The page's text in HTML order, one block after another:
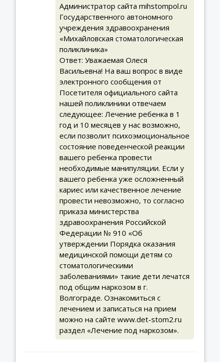
Администратор сайта mihstompol.ru
Государственного автономного
учреждения здравоохранения
«Михайловская стоматологическая
поликлиника»
Ответ: Уважаемая Олеся
Васильевна! На ваш вопрос в виде
электронного сообщения от
Посетителя официального сайта
нашей поликлиники отвечаем
следующее: Лечение ребенка в 1
год и 10 месяцев у нас возможно,
если позволит психоэмоциональное
состояние поведенческой реакции
вашего ребенка провести
необходимые манипуляции. Если у
вашего ребенка уже осложненный
кариес или качественное лечение
провести невозможно, то согласно
приказа министерства
здравоохранения Российской
Федерации № 910 «Об
утверждении Порядка оказания
медицинской помощи детям со
стоматологическими
заболеваниями» такие дети лечатся
под общим наркозом в г.
Волгограде. Ознакомиться с
лечением и записаться на прием
можно на сайте www.det-stom2.ru
раздел «Лечение под наркозом».